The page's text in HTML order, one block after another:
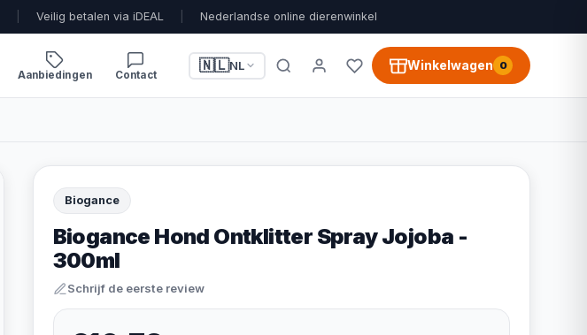
Veilig betalen via iDEAL Nederlandse online dierenwinkel
Aanbiedingen Contact
🇳🇱NL Winkelwagen 0
Biogance
Biogance Hond Ontklitter Spray Jojoba -
300ml
Schrijf de eerste review